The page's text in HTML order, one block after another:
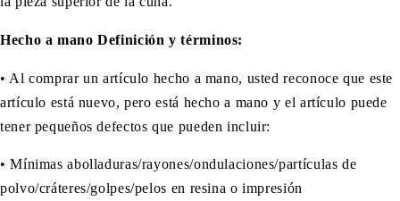
Hecho a mano Definición y términos:
• Al comprar un artículo hecho a mano, usted reconoce que este
artículo está nuevo, pero está hecho a mano y el artículo puede
tener pequeños defectos que pueden incluir:
• Mínimas abolladuras/rayones/ondulaciones/partículas de
polvo/cráteres/golpes/pelos en resina o impresión